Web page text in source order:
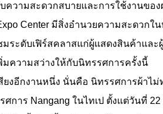
ความสะดวกสบายและการใช้งานข
Center มีสิ่งอำนวยความสะดว
ะดับเฟิร์สคลาสแก่ผู้แสดงสินค้าและ
มความสว่างให้กับนิทรรศการครั้งนี้
งอีกงานหนึ่ง นั่นคือ นิทรรศการผ้าไ
การ Nangang ในไทเป ตั้งแต่วันที่